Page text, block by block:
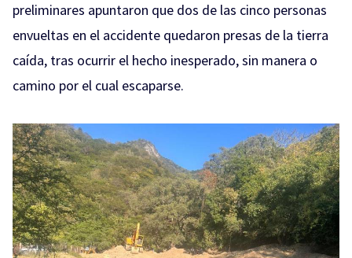
preliminares apuntaron que dos de las cinco personas
envueltas en el accidente quedaron presas de la tierra
caída, tras ocurrir el hecho inesperado, sin manera o
camino por el cual escaparse.